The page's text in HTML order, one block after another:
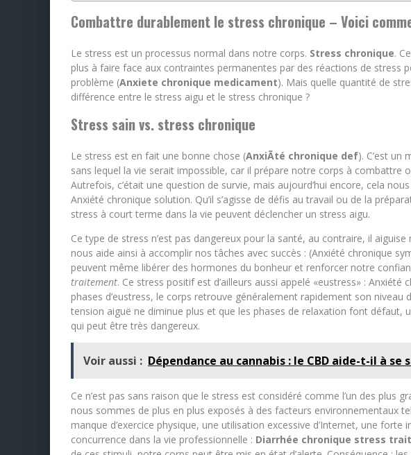
Combattre durablement le stress chronique – Voici
Le stress est un processus normal dans notre corps. Stress chronique.
plus à faire face aux contraintes permanentes par des réactions de stress
problème (Anxiete chronique medicament). Mais quelle quantité de
différence entre le stress aigu et le stress chronique ?
Stress sain vs. stress chronique
Le stress est en fait une bonne chose (AnxiÃté chronique def). C’est un
sans lequel la vie serait impossible, car il prépare notre corps à combattre
Autrefois, c’était une question de survie, mais aujourd’hui encore, cela
Anxiété chronique solution. Qu’il s’agisse de défis au travail ou de la
stress à court terme dans la vie peuvent déclencher un stress aigu.
Ce type de stress n’est pas dangereux pour la santé, au contraire, il
nous aide ainsi à accomplir nos tâches avec succès : (Anxiété chronique
peuvent même libérer des hormones du bonheur et renforcer notre
traitement. Ce stress positif est d’ailleurs aussi appelé «eustress» :
phases d’eustress, le corps retrouve généralement rapidement son niveau
tension aiguë ne diminue plus et que les phases de relaxation font défaut,
qui peut être très dangereux.
Voir aussi : Dépendance au cannabis : le CBD aide-t-il à se
Ce n’est pas sans raison que le stress est considéré comme l’un des plus
nous sommes de plus en plus exposés à des facteurs environnementaux
manque d’exercice physique, une utilisation excessive d’Internet, une
concurrence dans la vie professionnelle : Diarrhée chronique stress